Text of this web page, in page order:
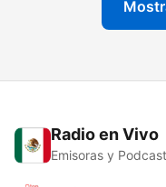
Radio en Vivo
Emisoras y